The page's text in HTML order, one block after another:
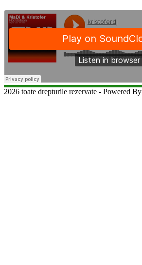
2026 toate drepturile rezervate - Powered By